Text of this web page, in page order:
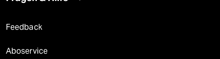
Feedback
Aboservice